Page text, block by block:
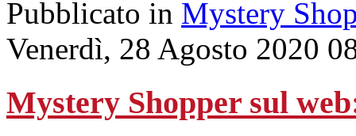
Pubblicato in Mystery
Venerdì, 28 Agosto 2020
Mystery Shopper sul